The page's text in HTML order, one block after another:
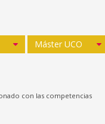
Máster UCO
con las competencias